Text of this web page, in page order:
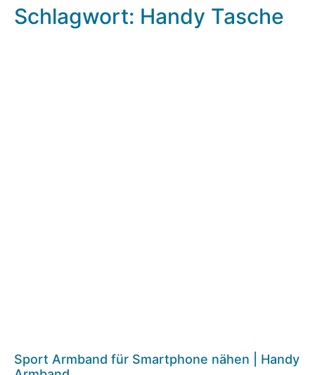
Schlagwort: Handy Tasche
Sport Armband für Smartphone nähen | Handy